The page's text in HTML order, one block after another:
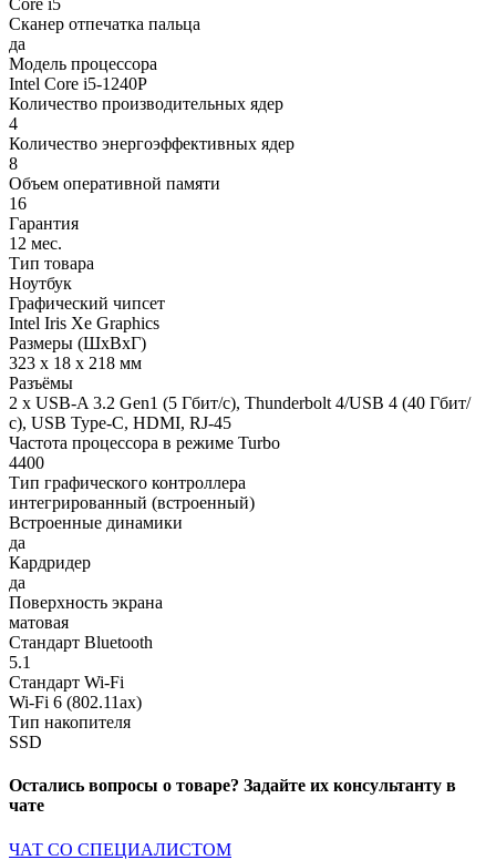
Core i5
Сканер отпечатка пальца
да
Модель процессора
Intel Core i5-1240P
Количество производительных ядер
4
Количество энергоэффективных ядер
8
Объем оперативной памяти
16
Гарантия
12 мес.
Тип товара
Ноутбук
Графический чипсет
Intel Iris Xe Graphics
Размеры (ШхВхГ)
323 x 18 x 218 мм
Разъёмы
2 x USB-A 3.2 Gen1 (5 Гбит/с), Thunderbolt 4/USB 4 (40 Гбит/
с), USB Type-C, HDMI, RJ-45
Частота процессора в режиме Turbo
4400
Тип графического контроллера
интегрированный (встроенный)
Встроенные динамики
да
Кардридер
да
Поверхность экрана
матовая
Стандарт Bluetooth
5.1
Стандарт Wi-Fi
Wi-Fi 6 (802.11ax)
Тип накопителя
SSD
Остались вопросы о товаре? Задайте их консультанту в
чате
ЧАТ СО СПЕЦИАЛИСТОМ